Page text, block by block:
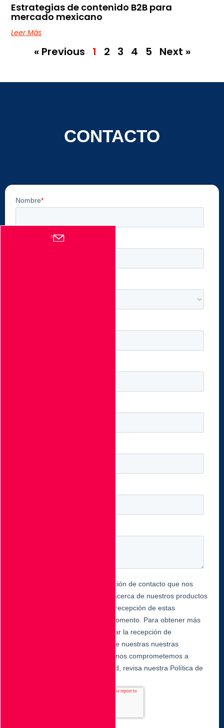
Estrategias de contenido B2B para
mercado mexicano
Leer Más
« Previous 1 2 3 4 5 Next »
CONTACTO